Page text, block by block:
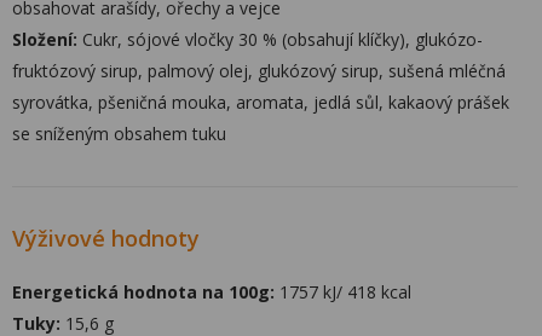
obsahovat arašídy, ořechy a vejce
Složení: Cukr, sójové vločky 30 % (obsahují klíčky), glukózo-
fruktózový sirup, palmový olej, glukózový sirup, sušená mléčná
syrovátka, pšeničná mouka, aromata, jedlá sůl, kakaový prášek
se sníženým obsahem tuku
Výživové hodnoty
Energetická hodnota na 100g: 1757 kJ/ 418 kcal
Tuky: 15,6 g